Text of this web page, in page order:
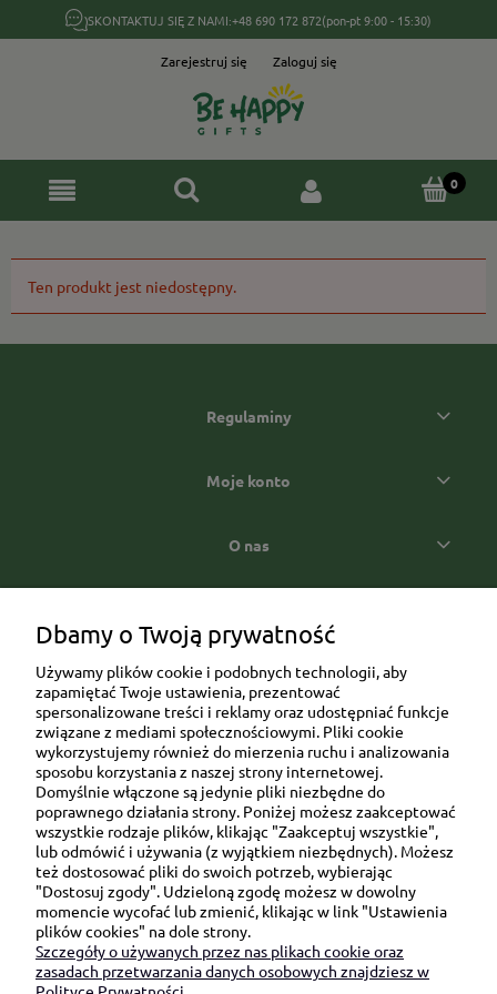
SKONTAKTUJ SIĘ Z NAMI:+48 690 172 872(pon-pt 9:00 - 15:30)
Zarejestruj się Zaloguj się
Ten produkt jest niedostępny.
Regulaminy
Moje konto
O nas
Ul. Brukowa 6/8 lok. 57/58
91-341 Łódź
NIP: 6751510615
SKONTAKTUJ SIĘ Z NAMI:
sklep@be-happygifts.com
+48 690 172 872
Dbamy o Twoją prywatność
Używamy plików cookie i podobnych technologii, aby
zapamiętać Twoje ustawienia, prezentować
spersonalizowane treści i reklamy oraz udostępniać funkcje
związane z mediami społecznościowymi. Pliki cookie
wykorzystujemy również do mierzenia ruchu i analizowania
sposobu korzystania z naszej strony internetowej.
Domyślnie włączone są jedynie pliki niezbędne do
poprawnego działania strony. Poniżej możesz zaakceptować
wszystkie rodzaje plików, klikając "Zaakceptuj wszystkie",
lub odmówić i używania (z wyjątkiem niezbędnych). Możesz
też dostosować pliki do swoich potrzeb, wybierając
"Dostosuj zgody". Udzieloną zgodę możesz w dowolny
momencie wycofać lub zmienić, klikając w link "Ustawienia
plików cookies" na dole strony.
Szczegóły o używanych przez nas plikach cookie oraz
zasadach przetwarzania danych osobowych znajdziesz w